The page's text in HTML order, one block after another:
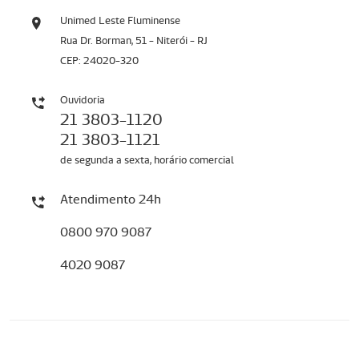
Unimed Leste Fluminense
Rua Dr. Borman, 51 - Niterói - RJ
CEP: 24020-320
Ouvidoria
21 3803-1120
21 3803-1121
de segunda a sexta, horário comercial
Atendimento 24h
0800 970 9087
4020 9087